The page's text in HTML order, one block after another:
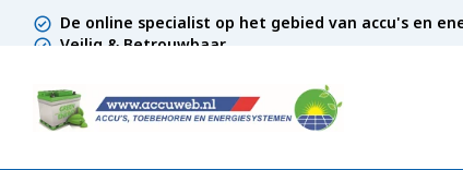
De online specialist op het gebied van accu's en
Veilig & Betrouwbaar